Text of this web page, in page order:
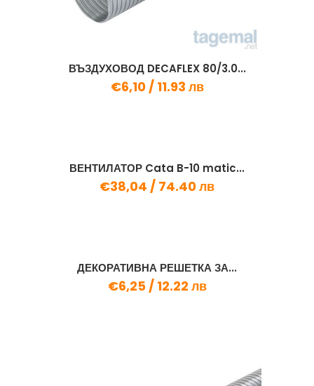
ВЪЗДУХОВОД DECAFLEX 80/3.0...
€6,10 / 11.93 лв
ВЕНТИЛАТОР Cata B-10 matic...
€38,04 / 74.40 лв
ДЕКОРАТИВНА РЕШЕТКА ЗА...
€6,25 / 12.22 лв